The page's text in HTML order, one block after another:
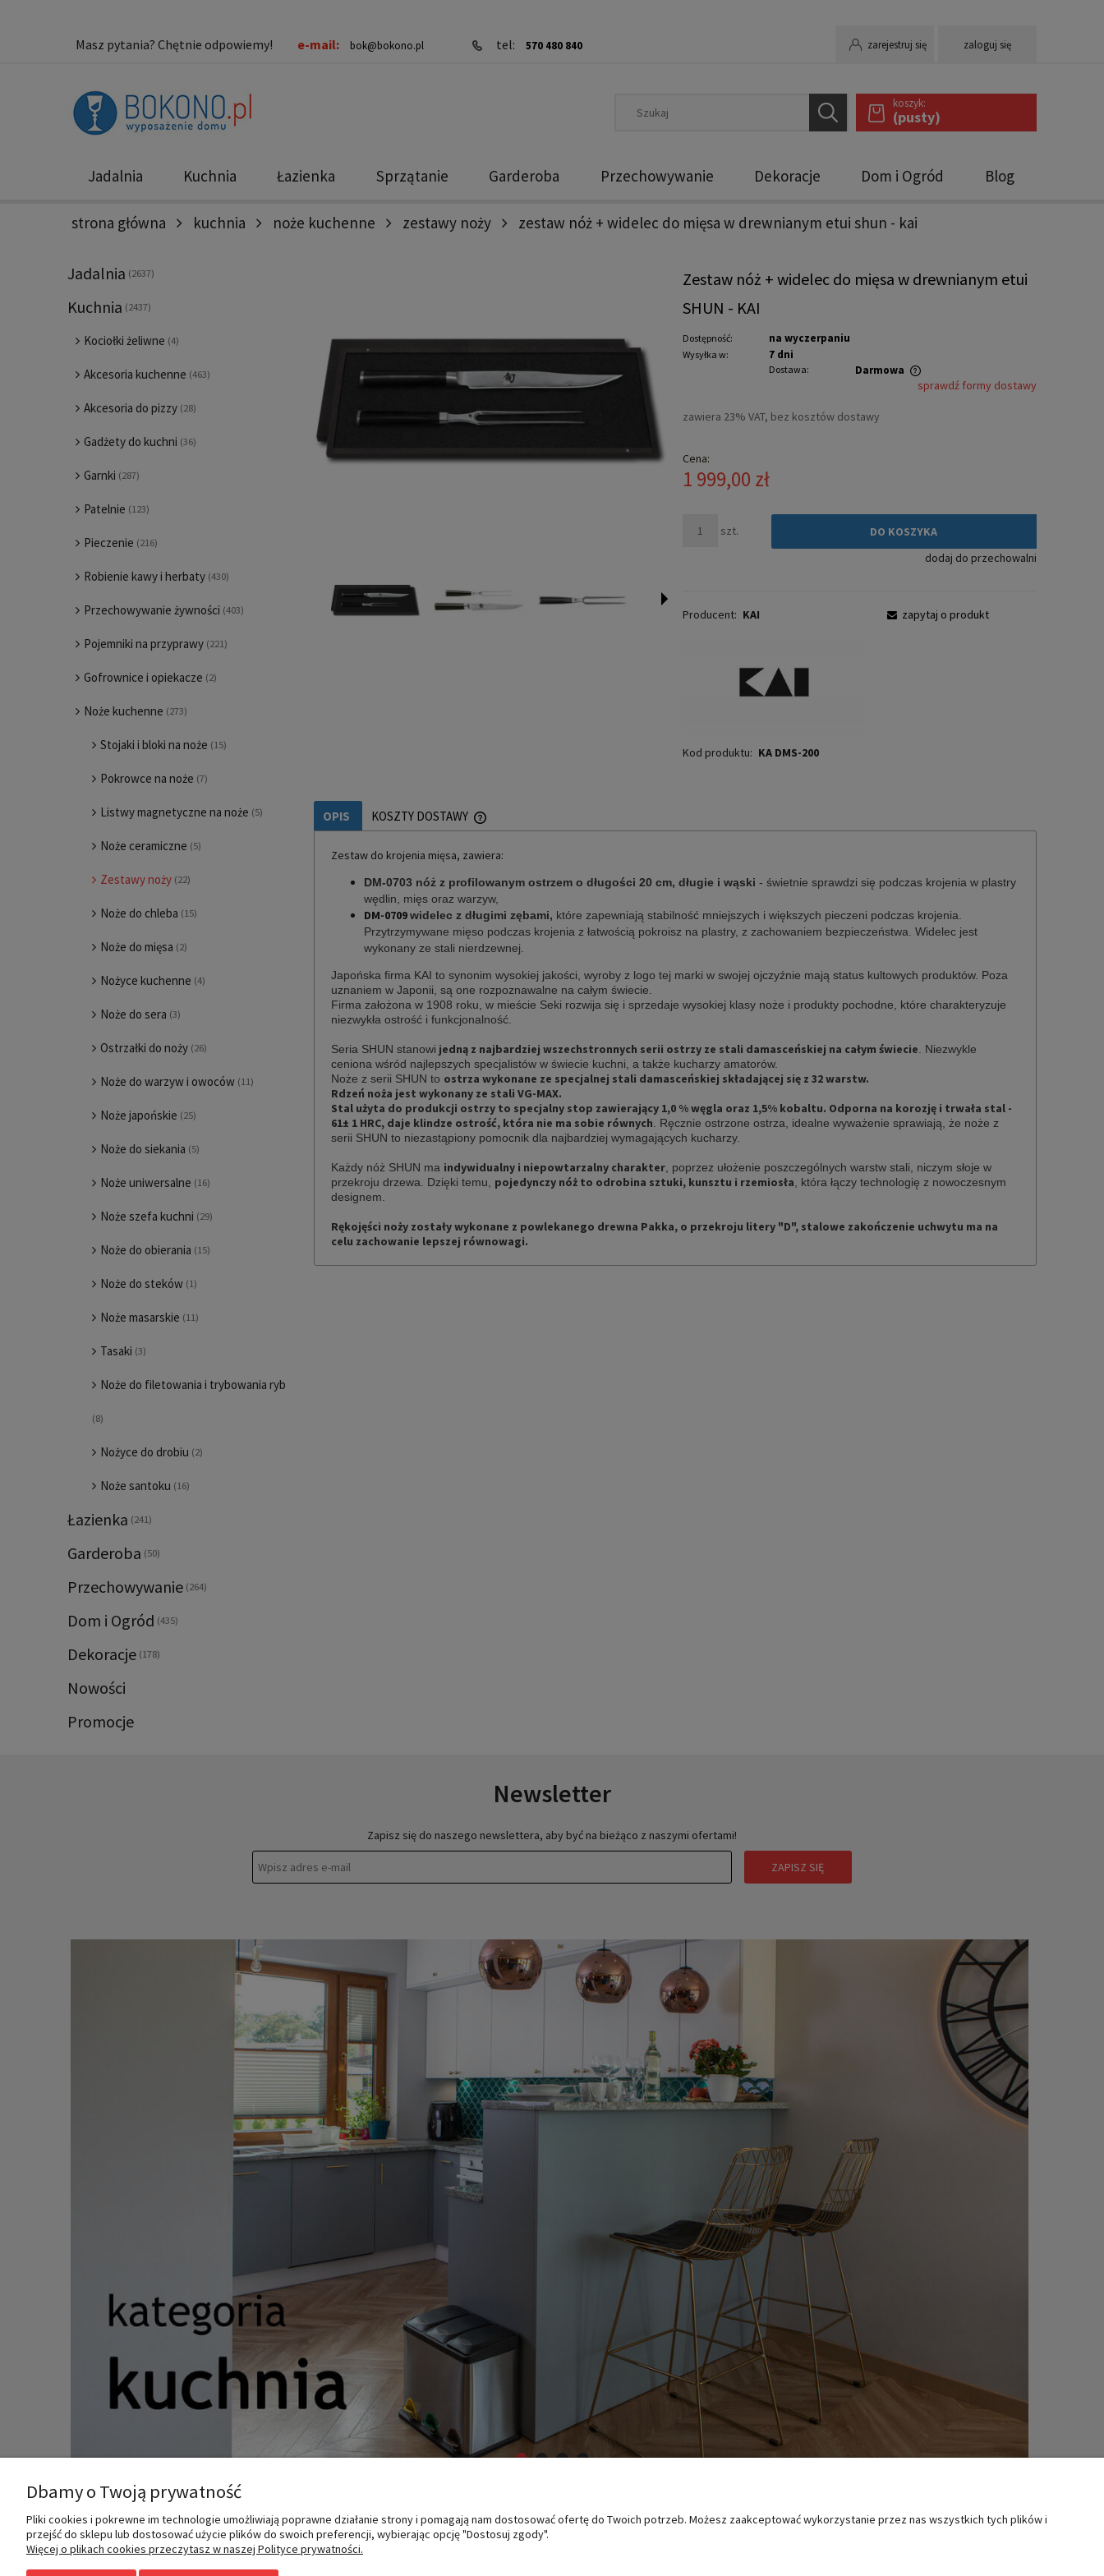
zarejestruj się zaloguj się
Masz pytania? Chętnie odpowiemy! e-mail: bok@bokono.pl tel: 570 480 840
koszyk:
(pusty)
Jadalnia Kuchnia Łazienka Sprzątanie Garderoba Przechowywanie Dekoracje Dom i Ogród Blog
Nowości Promocje
strona główna kuchnia noże kuchenne zestawy noży zestaw nóż + widelec do mięsa w drewnianym etui shun - kai
Jadalnia (2637)
Kuchnia (2437)
Kociołki żeliwne (4)
Akcesoria kuchenne (463)
Akcesoria do pizzy (28)
Gadżety do kuchni (36)
Garnki (287)
Patelnie (123)
Pieczenie (216)
Robienie kawy i herbaty (430)
Przechowywanie żywności (403)
Pojemniki na przyprawy (221)
Gofrownice i opiekacze (2)
Noże kuchenne (273)
Stojaki i bloki na noże (15)
Pokrowce na noże (7)
Listwy magnetyczne na noże (5)
Noże ceramiczne (5)
Zestawy noży (22)
Noże do chleba (15)
Noże do mięsa (2)
Nożyce kuchenne (4)
Noże do sera (3)
Ostrzałki do noży (26)
Noże do warzyw i owoców (11)
Noże japońskie (25)
Noże do siekania (5)
Noże uniwersalne (16)
Noże szefa kuchni (29)
Noże do obierania (15)
Noże do steków (1)
Noże masarskie (11)
Tasaki (3)
Noże do filetowania i trybowania ryb
(8)
Nożyce do drobiu (2)
Noże santoku (16)
Łazienka (241)
Garderoba (50)
Przechowywanie (264)
Dom i Ogród (435)
Dekoracje (178)
Nowości
Promocje
Zestaw nóż + widelec do mięsa w drewnianym etui
SHUN - KAI
Dostępność: na wyczerpaniu
Wysyłka w: 7 dni
Dostawa: Darmowa
płatności
sprawdź formy dostawy
zawiera 23% VAT, bez kosztów dostawy
Cena:
1 999,00 zł
szt.
DO KOSZYKA
dodaj do przechowalni
Producent: KAI
Kod produktu: KA DMS-200
zapytaj o produkt
OPIS KOSZTY DOSTAWY
CENA NIE ZAWIERA EWENTUALNYCH KOSZTÓW
Zestaw do krojenia mięsa, zawiera:
DM-0703 nóż z profilowanym ostrzem o długości 20 cm, długie i wąski - świetnie sprawdzi się podczas krojenia w plastry
wędlin, mięs oraz warzyw,
DM-0709widelec z długimi zębami, które zapewniają stabilność mniejszych i większych pieczeni podczas krojenia.
Przytrzymywane mięso podczas krojenia z łatwością pokroisz na plastry, z zachowaniem bezpieczeństwa. Widelec jest
wykonany ze stali nierdzewnej.
Japońska firma KAI to synonim wysokiej jakości, wyroby z logo tej marki w swojej ojczyźnie mają status kultowych produktów. Poza
uznaniem w Japonii, są one rozpoznawalne na całym świecie.
Firma założona w 1908 roku, w mieście Seki rozwija się i sprzedaje wysokiej klasy noże i produkty pochodne, które charakteryzuje
niezwykła ostrość i funkcjonalność.
Seria SHUN stanowi jedną z najbardziej wszechstronnych serii ostrzy ze stali damasceńskiej na całym świecie . Niezwykle
ceniona wśród najlepszych specjalistów w świecie kuchni, a także kucharzy amatorów.
Noże z serii SHUN to ostrza wykonane ze specjalnej stali damasceńskiej składającej się z 32 warstw.
Rdzeń noża jest wykonany ze stali VG-MAX.
Stal użyta do produkcji ostrzy to specjalny stop zawierający 1,0 % węgla oraz 1,5% kobaltu. Odporna na korozję i trwała stal -
61± 1 HRC, daje klindze ostrość, która nie ma sobie równych . Ręcznie ostrzone ostrza, idealne wyważenie sprawiają, że noże z
serii SHUN to niezastąpiony pomocnik dla najbardziej wymagających kucharzy.
Każdy nóż SHUN ma indywidualny i niepowtarzalny charakter , poprzez ułożenie poszczególnych warstw stali, niczym słoje w
przekroju drzewa. Dzięki temu, pojedynczy nóż to odrobina sztuki, kunsztu i rzemiosła , która łączy technologię z nowoczesnym
designem.
Rękojęści noży zostały wykonane z powlekanego drewna Pakka, o przekroju litery "D", stalowe zakończenie uchwytu ma na
celu zachowanie lepszej równowagi.
Newsletter
Zapisz się do naszego newslettera, aby być na bieżąco z naszymi ofertami!
ZAPISZ SIĘ
MOJE KONTO INFORMACJE O NAS
Dbamy o Twoją prywatność
Pliki cookies i pokrewne im technologie umożliwiają poprawne działanie strony i pomagają nam dostosować ofertę do Twoich potrzeb. Możesz zaakceptować wykorzystanie przez nas wszystkich tych plików i
przejść do sklepu lub dostosować użycie plików do swoich preferencji, wybierając opcję "Dostosuj zgody".
Więcej o plikach cookies przeczytasz w naszej Polityce prywatności.